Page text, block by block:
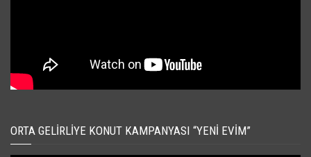
ORTA GELIRLIYE KONUT KAMPANYASI “YENI EVIM”